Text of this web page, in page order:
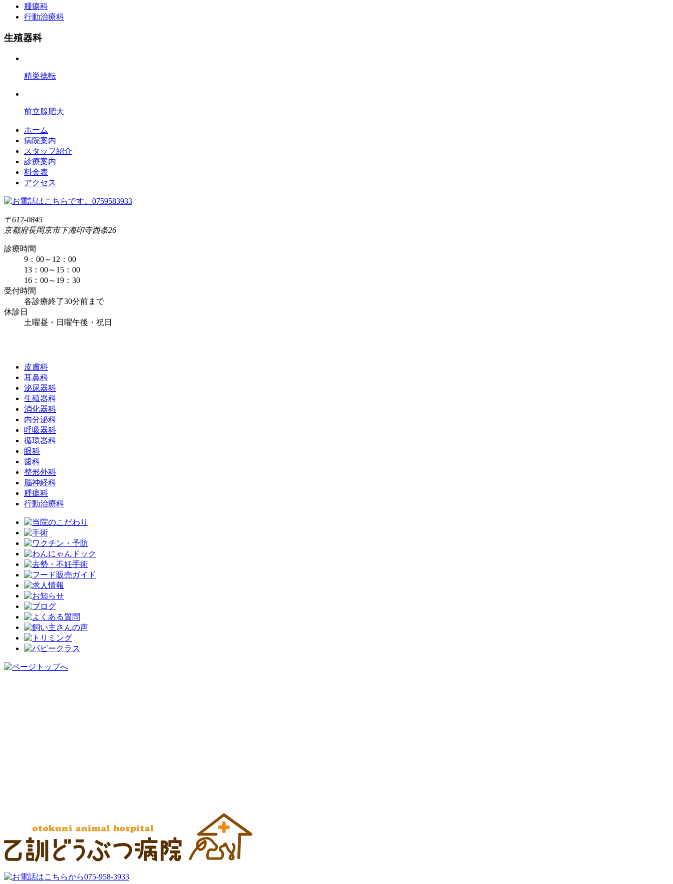
腫瘍科
行動治療科
生殖器科
精巣捻転
前立腺肥大
ホーム
病院案内
スタッフ紹介
診療案内
料金表
アクセス
〒617-0845
京都府長岡京市下海印寺西条26
診療時間
9：00～12：00
13：00～15：00
16：00～19：30
受付時間
各診療終了30分前まで
休診日
土曜昼・日曜午後・祝日
皮膚科
耳鼻科
泌尿器科
生殖器科
消化器科
内分泌科
呼吸器科
循環器科
眼科
歯科
整形外科
脳神経科
腫瘍科
行動治療科